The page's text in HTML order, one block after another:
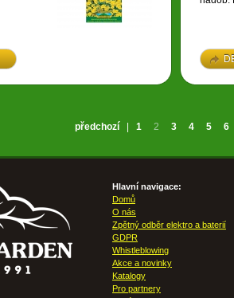
předchozí 1 2 3 4 5 6
Hlavní navigace:
Domů
O nás
Zpětný odběr elektro a baterií
GDPR
Whistleblowing
Akce a novinky
Katalogy
Pro partnery